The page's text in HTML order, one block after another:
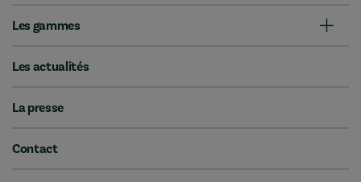
Les gammes
Les actualités
La presse
Contact